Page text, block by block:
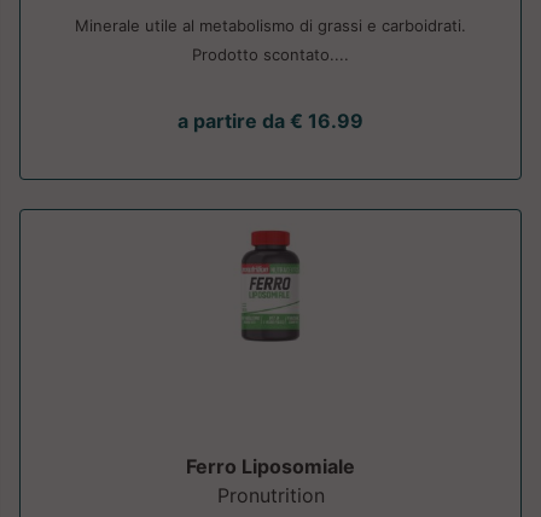
Minerale utile al metabolismo di grassi e carboidrati.
Prodotto scontato....
a partire da € 16.99
Ferro Liposomiale
Pronutrition